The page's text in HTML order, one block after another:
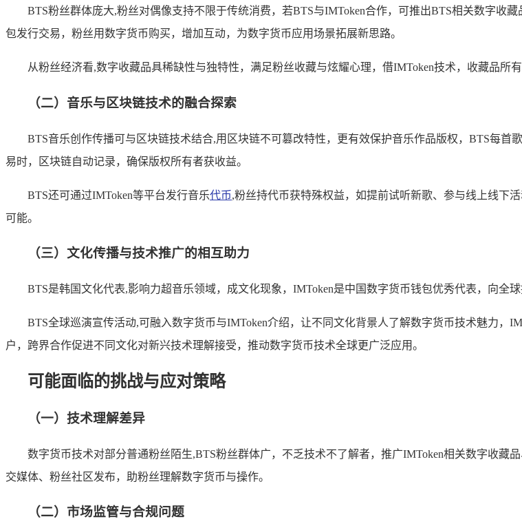
BTS粉丝群体庞大,粉丝对偶像支持不限于传统消费，若BTS与IMToken合作，可推出BTS相关数字收
包发行交易，粉丝用数字货币购买，增加互动，为数字货币应用场景拓展新思路。
从粉丝经济看,数字收藏品具稀缺性与独特性，满足粉丝收藏与炫耀心理，借IMToken技术，收藏品所
（二）音乐与区块链技术的融合探索
BTS音乐创作传播可与区块链技术结合,用区块链不可篡改特性，更有效保护音乐作品版权，BTS每
易时，区块链自动记录，确保版权所有者获收益。
BTS还可通过IMToken等平台发行音乐代币,粉丝持代币获特殊权益，如提前试听新歌、参与线上线下
可能。
（三）文化传播与技术推广的相互助力
BTS是韩国文化代表,影响力超音乐领域，成文化现象，IMToken是中国数字货币钱包优秀代表，向全
BTS全球巡演宣传活动,可融入数字货币与IMToken介绍，让不同文化背景人了解数字货币技术魅力，
户，跨界合作促进不同文化对新兴技术理解接受，推动数字货币技术全球更广泛应用。
可能面临的挑战与应对策略
（一）技术理解差异
数字货币技术对部分普通粉丝陌生,BTS粉丝群体广，不乏技术不了解者，推广IMToken相关数字收
交媒体、粉丝社区发布，助粉丝理解数字货币与操作。
（二）市场监管与合规问题